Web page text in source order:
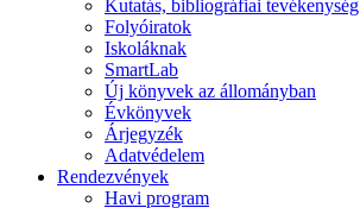
Kutatás, bibliográfiai tevékenység
Folyóiratok
Iskoláknak
SmartLab
Új könyvek az állományban
Évkönyvek
Árjegyzék
Adatvédelem
Rendezvények
Havi program